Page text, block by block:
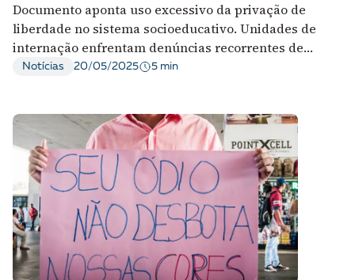
Documento aponta uso excessivo da privação de
liberdade no sistema socioeducativo. Unidades de
internação enfrentam denúncias recorrentes de
tortura, superlotação, uso indiscriminado de armas de
Notícias 20/05/2025 5 min